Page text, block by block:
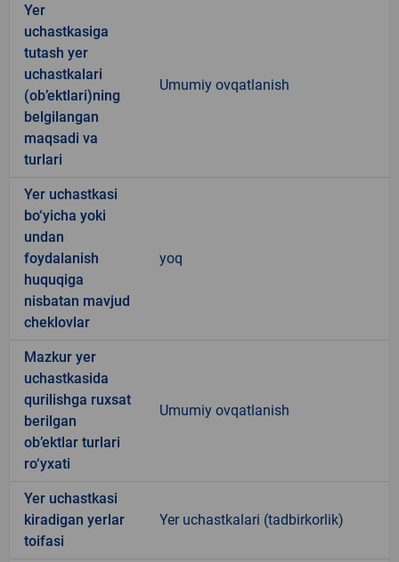
Yer
uchastkasiga
tutash yer
uchastkalari
(ob’ektlari)ning
belgilangan
maqsadi va
turlari
Umumiy ovqatlanish
Yer uchastkasi
bo‘yicha yoki
undan
foydalanish
huquqiga
nisbatan mavjud
cheklovlar
yoq
Mazkur yer
uchastkasida
qurilishga ruxsat
berilgan
ob’ektlar turlari
ro‘yxati
Umumiy ovqatlanish
Yer uchastkasi
kiradigan yerlar
toifasi
Yer uchastkalari (tadbirkorlik)